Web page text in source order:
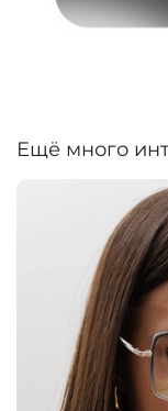
Ещё много